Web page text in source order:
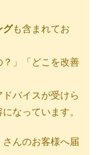
グも含まれてお
？」「どこを改善
バイスが受けら
なっています。
んのお客様へ届